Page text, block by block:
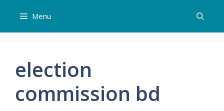
content
Menu
election
commission bd